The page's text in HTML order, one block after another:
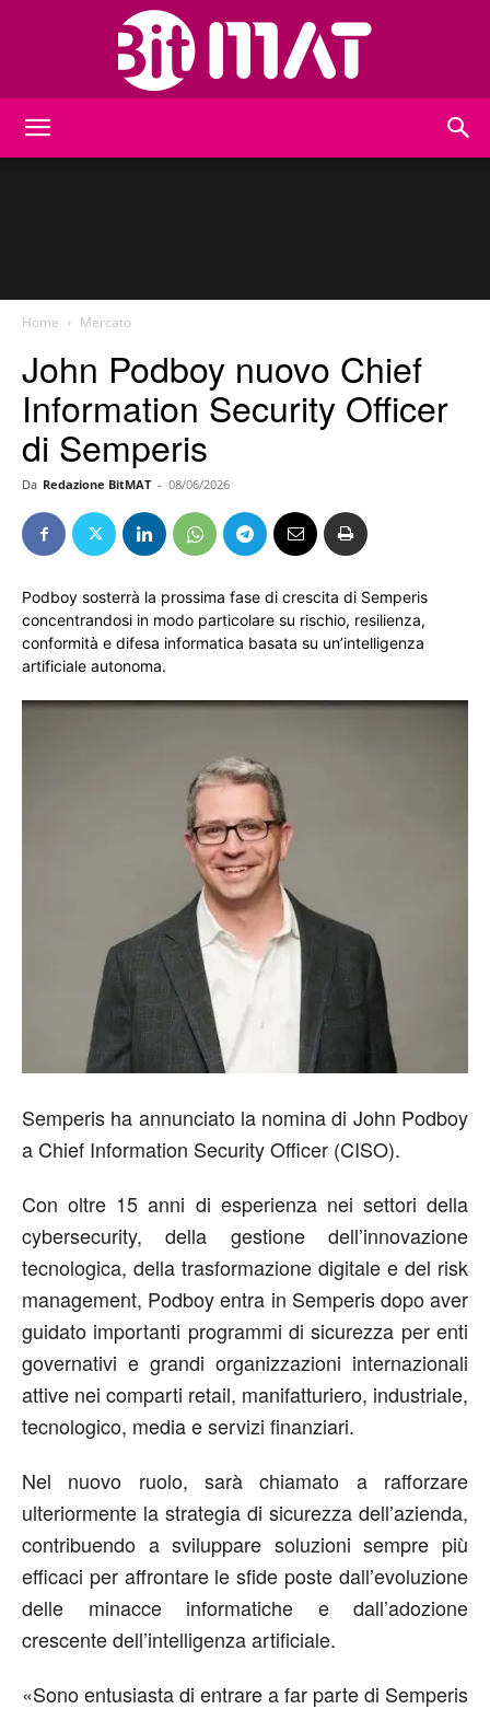
Home Mercato
John Podboy nuovo Chief
Information Security Officer
di Semperis
Da Redazione BitMAT - 08/06/2026
Podboy sosterrà la prossima fase di crescita di Semperis
concentrandosi in modo particolare su rischio, resilienza,
conformità e difesa informatica basata su un’intelligenza
artificiale autonoma.
Semperis ha annunciato la nomina di John Podboy
a Chief Information Security Officer (CISO).
Con oltre 15 anni di esperienza nei settori della
cybersecurity, della gestione dell’innovazione
tecnologica, della trasformazione digitale e del risk
management, Podboy entra in Semperis dopo aver
guidato importanti programmi di sicurezza per enti
governativi e grandi organizzazioni internazionali
attive nei comparti retail, manifatturiero, industriale,
tecnologico, media e servizi finanziari.
Nel nuovo ruolo, sarà chiamato a rafforzare
ulteriormente la strategia di sicurezza dell’azienda,
contribuendo a sviluppare soluzioni sempre più
efficaci per affrontare le sfide poste dall’evoluzione
delle minacce informatiche e dall’adozione
crescente dell’intelligenza artificiale.
«Sono entusiasta di entrare a far parte di Semperis